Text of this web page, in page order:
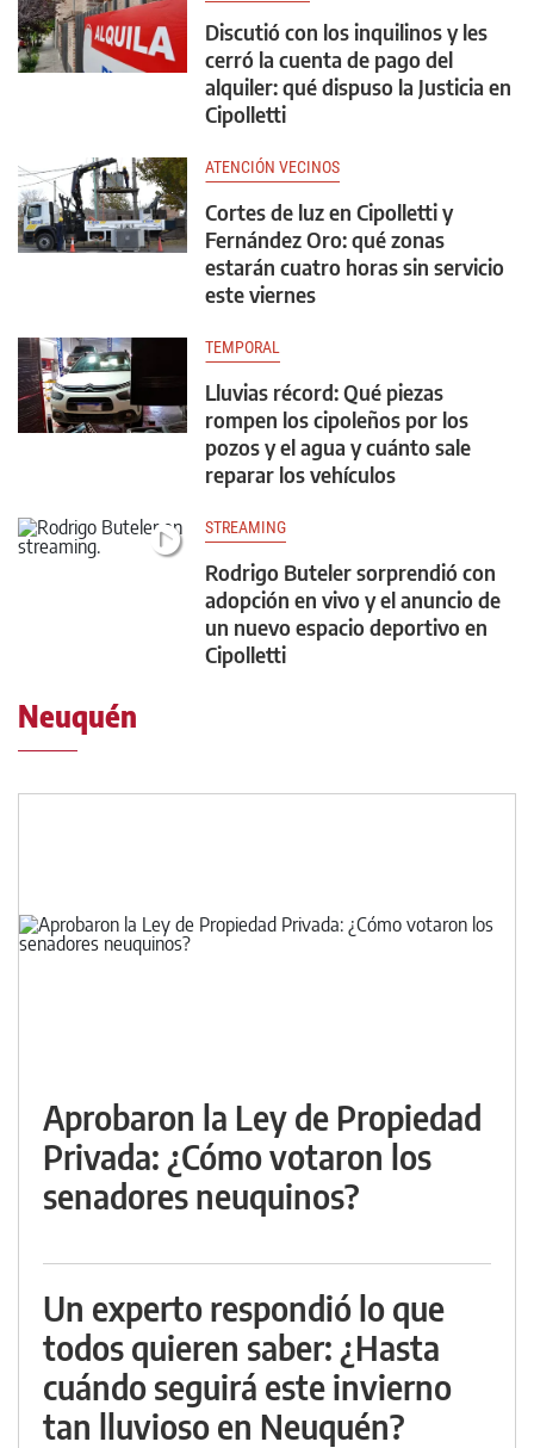
Discutió con los inquilinos y les
cerró la cuenta de pago del
alquiler: qué dispuso la Justicia en
Cipolletti
ATENCIÓN VECINOS
Cortes de luz en Cipolletti y
Fernández Oro: qué zonas
estarán cuatro horas sin servicio
este viernes
TEMPORAL
Lluvias récord: Qué piezas
rompen los cipoleños por los
pozos y el agua y cuánto sale
reparar los vehículos
STREAMING
Rodrigo Buteler sorprendió con
adopción en vivo y el anuncio de
un nuevo espacio deportivo en
Cipolletti
Neuquén
Aprobaron la Ley de Propiedad
Privada: ¿Cómo votaron los
senadores neuquinos?
Un experto respondió lo que
todos quieren saber: ¿Hasta
cuándo seguirá este invierno
tan lluvioso en Neuquén?